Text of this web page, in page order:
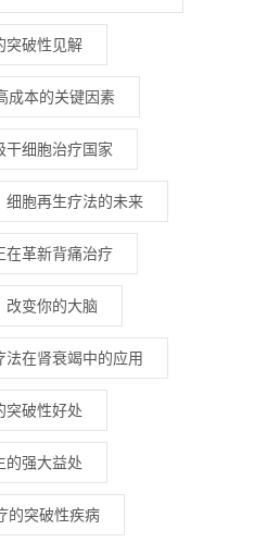
突破性见解
成本的关键因素
干细胞治疗国家
细胞再生疗法的未来
在革新背痛治疗
改变你的大脑
法在肾衰竭中的应用
突破性好处
的强大益处
的突破性疾病